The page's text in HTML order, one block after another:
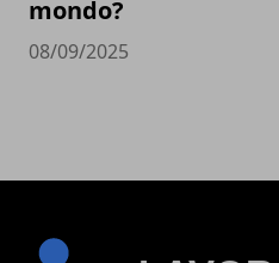
mondo?
08/09/2025